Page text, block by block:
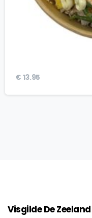
€ 13.95
Visgilde DeZeeland